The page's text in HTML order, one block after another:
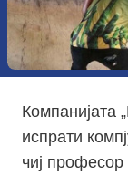
Компанијата
испрати
чиј